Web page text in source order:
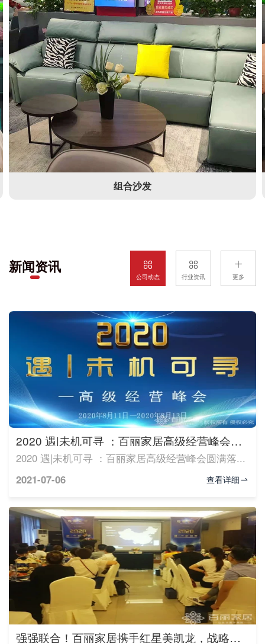
组合沙发
新闻资讯
公司动态 行业资讯 更多
2020 遇|未机可寻 ：百丽家居高级经营峰会圆满落...
2020 遇|未机可寻 ：百丽家居高级经营峰会圆满落...
2021-07-06
查看详细
强强联合！百丽家居携手红星美凯龙，战略合作...